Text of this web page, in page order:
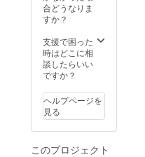
都合に
のイベ
ント参
加や練
習指導
と調整
に時間
がかか
ること
ます。
※試合に
には最
低3人必
要で
す。そ
め、先
に3人以
上一緒
にプレ
方がい
ただ
き、ス
サード
条件な
ど詳細
を調整
いただ
きま
す。 リ
ターン
て詳し
合どうなりま
すか？
支援で困った
時はどこに相
談したらいい
ですか？
ヘルプページを
見る
このプロジェクト